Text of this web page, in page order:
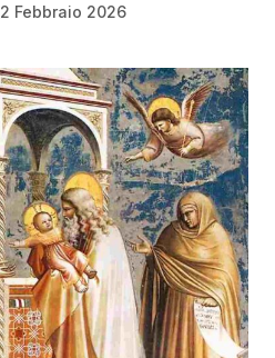
2 Febbraio 2026